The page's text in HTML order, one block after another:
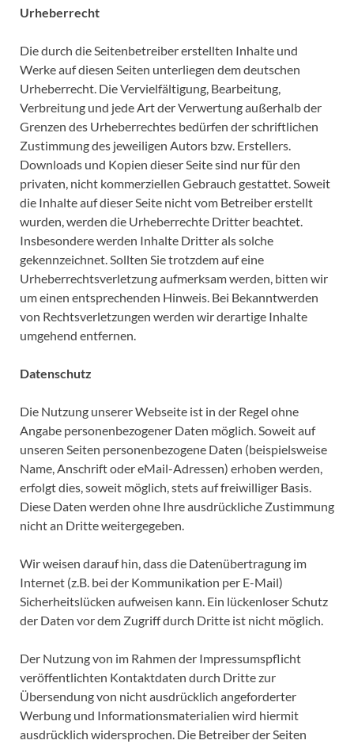
Urheberrecht
Die durch die Seitenbetreiber erstellten Inhalte und
Werke auf diesen Seiten unterliegen dem deutschen
Urheberrecht. Die Vervielfältigung, Bearbeitung,
Verbreitung und jede Art der Verwertung außerhalb der
Grenzen des Urheberrechtes bedürfen der schriftlichen
Zustimmung des jeweiligen Autors bzw. Erstellers.
Downloads und Kopien dieser Seite sind nur für den
privaten, nicht kommerziellen Gebrauch gestattet. Soweit
die Inhalte auf dieser Seite nicht vom Betreiber erstellt
wurden, werden die Urheberrechte Dritter beachtet.
Insbesondere werden Inhalte Dritter als solche
gekennzeichnet. Sollten Sie trotzdem auf eine
Urheberrechtsverletzung aufmerksam werden, bitten wir
um einen entsprechenden Hinweis. Bei Bekanntwerden
von Rechtsverletzungen werden wir derartige Inhalte
umgehend entfernen.
Datenschutz
Die Nutzung unserer Webseite ist in der Regel ohne
Angabe personenbezogener Daten möglich. Soweit auf
unseren Seiten personenbezogene Daten (beispielsweise
Name, Anschrift oder eMail-Adressen) erhoben werden,
erfolgt dies, soweit möglich, stets auf freiwilliger Basis.
Diese Daten werden ohne Ihre ausdrückliche Zustimmung
nicht an Dritte weitergegeben.
Wir weisen darauf hin, dass die Datenübertragung im
Internet (z.B. bei der Kommunikation per E-Mail)
Sicherheitslücken aufweisen kann. Ein lückenloser Schutz
der Daten vor dem Zugriff durch Dritte ist nicht möglich.
Der Nutzung von im Rahmen der Impressumspflicht
veröffentlichten Kontaktdaten durch Dritte zur
Übersendung von nicht ausdrücklich angeforderter
Werbung und Informationsmaterialien wird hiermit
ausdrücklich widersprochen. Die Betreiber der Seiten